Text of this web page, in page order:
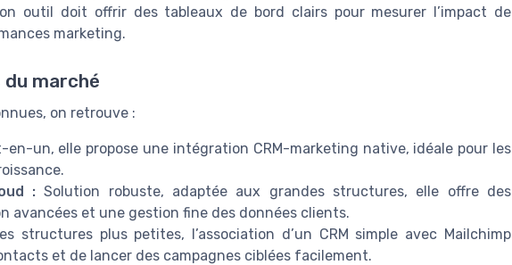
outil doit offrir des tableaux de bord clairs pour mesurer l’impact de
marketing.
du marché
on retrouve :
un, elle propose une intégration CRM-marketing native, idéale pour les
: Solution robuste, adaptée aux grandes structures, elle offre des
avancées et une gestion fine des données clients.
structures plus petites, l’association d’un CRM simple avec Mailchimp
et de lancer des campagnes ciblées facilement.